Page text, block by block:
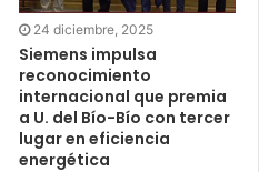
24 diciembre, 2025
Siemens impulsa
reconocimiento
internacional que premia
a U. del Bío-Bío con tercer
lugar en eficiencia
energética